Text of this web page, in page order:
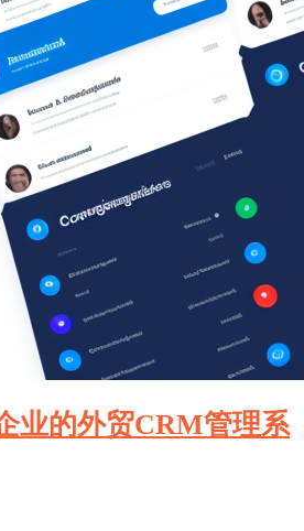
业的外贸CRM管理系